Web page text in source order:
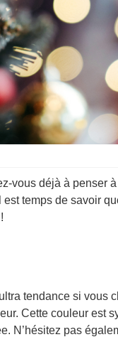
vous déjà à penser
temps de savoir
tendance si vous
Cette couleur est
N’hésitez pas